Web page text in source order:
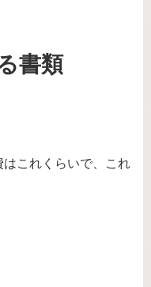
書類
これくらいで、これ